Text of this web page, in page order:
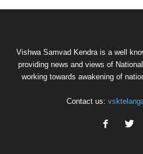
Vishwa Samvad Kendra is a well
providing news and views of
working towards awakening of
Contact us: